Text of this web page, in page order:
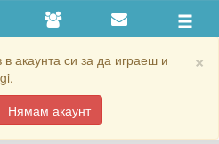
×
акаунта си за да играеш и
Нямам акаунт